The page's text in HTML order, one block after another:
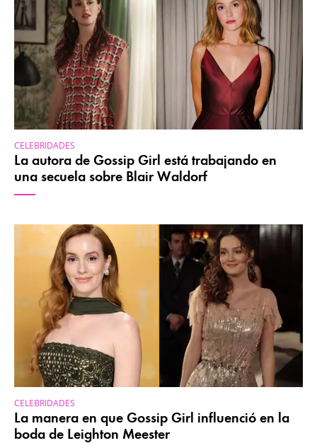
CELEBRIDADES
La autora de Gossip Girl está trabajando en
una secuela sobre Blair Waldorf
CELEBRIDADES
La manera en que Gossip Girl influenció en la
boda de Leighton Meester